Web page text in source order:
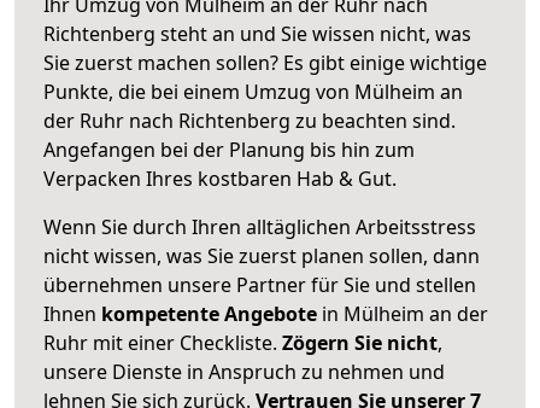
Richtenberg steht an und Sie wissen nicht, was
Sie zuerst machen sollen? Es gibt einige wichtige
Punkte, die bei einem Umzug von Mülheim an
der Ruhr nach Richtenberg zu beachten sind.
Angefangen bei der Planung bis hin zum
Verpacken Ihres kostbaren Hab & Gut.
Wenn Sie durch Ihren alltäglichen Arbeitsstress
nicht wissen, was Sie zuerst planen sollen, dann
übernehmen unsere Partner für Sie und stellen
Ihnen kompetente Angebote in Mülheim an der
Ruhr mit einer Checkliste. Zögern Sie nicht,
unsere Dienste in Anspruch zu nehmen und
lehnen Sie sich zurück. Vertrauen Sie unserer 7